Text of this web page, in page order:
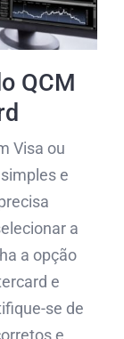
QCM
Visa ou
e
a
a opção
e
se de
e